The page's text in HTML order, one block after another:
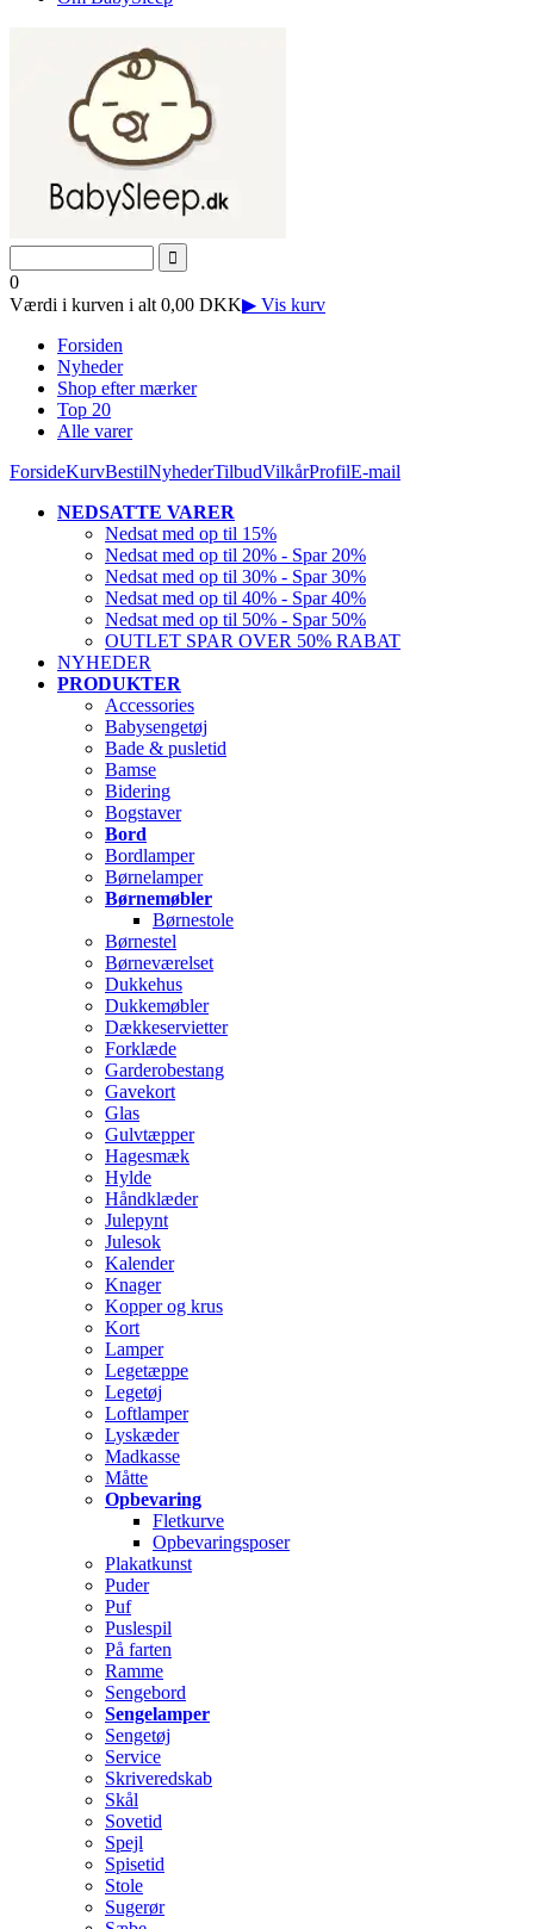
0
Værdi i kurven i alt 0,00 DKK▶ Vis kurv
Forsiden
Nyheder
Shop efter mærker
Top 20
Alle varer
ForsideKurvBestilNyhederTilbudVilkårProfilE-mail
NEDSATTE VARER
Nedsat med op til 15%
Nedsat med op til 20% - Spar 20%
Nedsat med op til 30% - Spar 30%
Nedsat med op til 40% - Spar 40%
Nedsat med op til 50% - Spar 50%
OUTLET SPAR OVER 50% RABAT
NYHEDER
PRODUKTER
Accessories
Babysengetøj
Bade & pusletid
Bamse
Bidering
Bogstaver
Bord
Bordlamper
Børnelamper
Børnemøbler
Børnestole
Børnestel
Børneværelset
Dukkehus
Dukkemøbler
Dækkeservietter
Forklæde
Garderobestang
Gavekort
Glas
Gulvtæpper
Hagesmæk
Hylde
Håndklæder
Julepynt
Julesok
Kalender
Knager
Kopper og krus
Kort
Lamper
Legetæppe
Legetøj
Loftlamper
Lyskæder
Madkasse
Måtte
Opbevaring
Fletkurve
Opbevaringsposer
Plakatkunst
Puder
Puf
Puslespil
På farten
Ramme
Sengebord
Sengelamper
Sengetøj
Service
Skriveredskab
Skål
Sovetid
Spejl
Spisetid
Stole
Sugerør